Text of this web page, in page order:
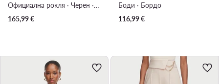
Официална рокля · Черен · Макси
165,99€
Боди · Бордо
116,99€